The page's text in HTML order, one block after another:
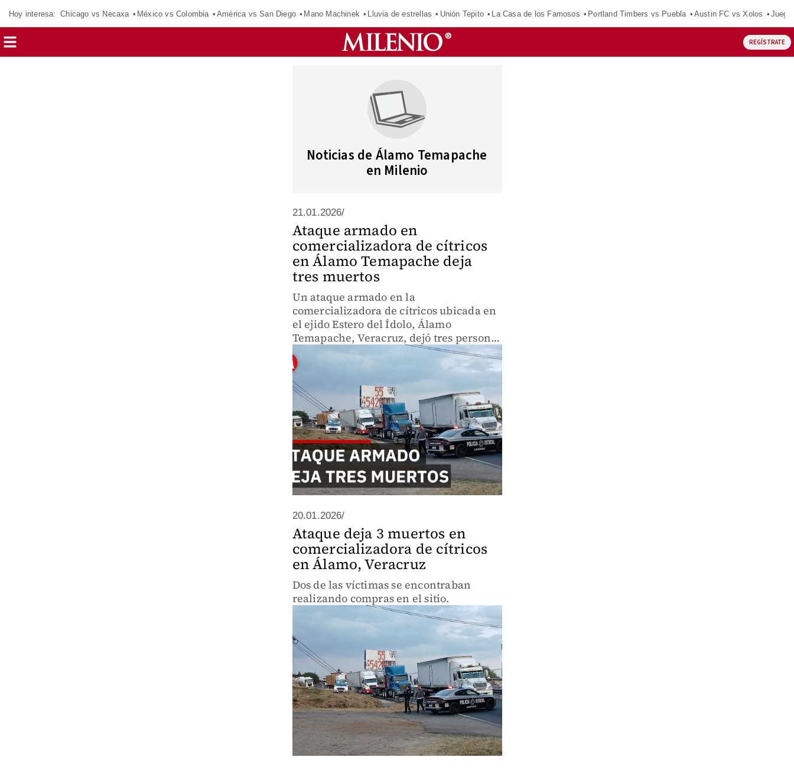
Hoy interesa: Chicago vs Necaxa México vs Colombia América vs San Diego Mano Machinek Lluvia de estrellas Unión Tepito La Casa de los Famosos Portland Timbers vs Puebla Austin FC vs Xolos
REGÍSTRATE
Noticias de Álamo Temapache
en Milenio
21.01.2026/
Ataque armado en
comercializadora de cítricos
en Álamo Temapache deja
tres muertos
Un ataque armado en la
comercializadora de cítricos ubicada en
el ejido Estero del Ídolo, Álamo
Temapache, Veracruz, dejó tres personas
muertas la tarde del martes, cuando
compradores y una trabajadora fueron
agredidos por sujetos armados.
20.01.2026/
Ataque deja 3 muertos en
comercializadora de cítricos
en Álamo, Veracruz
Dos de las víctimas se encontraban
realizando compras en el sitio.